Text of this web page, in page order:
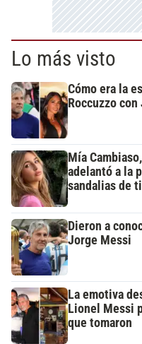
Lo más visto
Cómo era la
Roccuzzo
Mía
adelantó a la
sandalias de
Dieron a
Jorge Messi
La emotiva
Lionel Messi
que tomaron